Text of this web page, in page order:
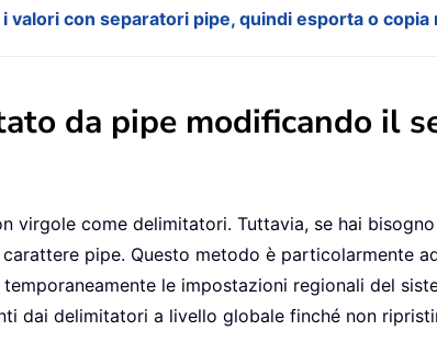
valori con separatori pipe, quindi esporta o
da pipe modificando il
virgole come delimitatori. Tuttavia, se hai
pipe. Questo metodo è particolarmente
le impostazioni regionali del
dai delimitatori a livello globale finché non